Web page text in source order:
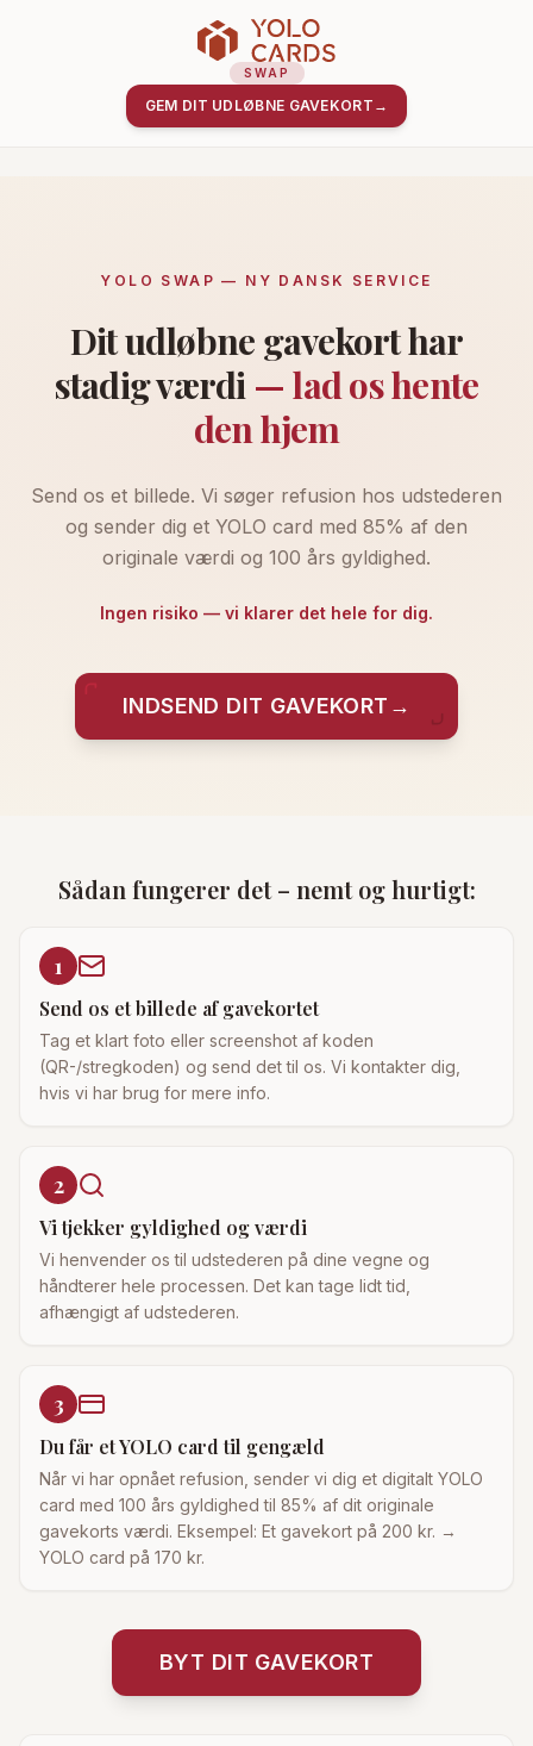
SWAP
GEM DIT UDLØBNE GAVEKORT →
YOLO SWAP — NY DANSK SERVICE
Dit udløbne gavekort har
stadig værdi — lad os hente
den hjem
Send os et billede. Vi søger refusion hos udstederen
og sender dig et YOLO card med 85% af den
originale værdi og 100 års gyldighed.
Ingen risiko — vi klarer det hele for dig.
INDSEND DIT GAVEKORT →
Sådan fungerer det – nemt og hurtigt:
1
Send os et billede af gavekortet
Tag et klart foto eller screenshot af koden
(QR-/stregkoden) og send det til os. Vi kontakter dig,
hvis vi har brug for mere info.
2
Vi tjekker gyldighed og værdi
Vi henvender os til udstederen på dine vegne og
håndterer hele processen. Det kan tage lidt tid,
afhængigt af udstederen.
3
Du får et YOLO card til gengæld
Når vi har opnået refusion, sender vi dig et digitalt YOLO
card med 100 års gyldighed til 85% af dit originale
gavekorts værdi. Eksempel: Et gavekort på 200 kr. →
YOLO card på 170 kr.
BYT DIT GAVEKORT